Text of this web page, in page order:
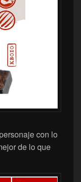
con lo
de lo que